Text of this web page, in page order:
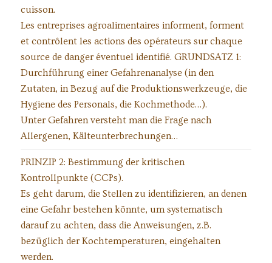
cuisson.
Les entreprises agroalimentaires informent, forment
et contrôlent les actions des opérateurs sur chaque
source de danger éventuel identifié. GRUNDSATZ 1:
Durchführung einer Gefahrenanalyse (in den
Zutaten, in Bezug auf die Produktionswerkzeuge, die
Hygiene des Personals, die Kochmethode…).
Unter Gefahren versteht man die Frage nach
Allergenen, Kälteunterbrechungen…
PRINZIP 2: Bestimmung der kritischen
Kontrollpunkte (CCPs).
Es geht darum, die Stellen zu identifizieren, an denen
eine Gefahr bestehen könnte, um systematisch
darauf zu achten, dass die Anweisungen, z.B.
bezüglich der Kochtemperaturen, eingehalten
werden.